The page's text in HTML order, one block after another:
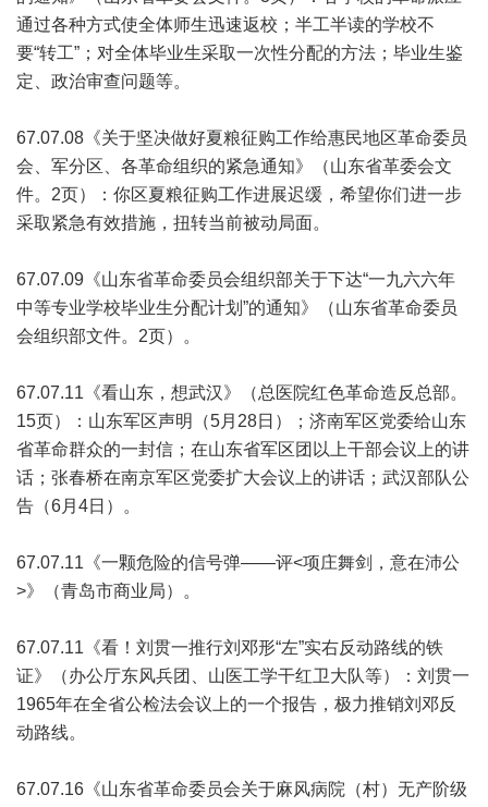
通过各种方式使全体师生迅速返校；半工半读的学校不
要“转工”；对全体毕业生采取一次性分配的方法；毕业生鉴
定、政治审查问题等。
67.07.08《关于坚决做好夏粮征购工作给惠民地区革命委员
会、军分区、各革命组织的紧急通知》（山东省革委会文
件。2页）：你区夏粮征购工作进展迟缓，希望你们进一步
采取紧急有效措施，扭转当前被动局面。
67.07.09《山东省革命委员会组织部关于下达“一九六六年
中等专业学校毕业生分配计划”的通知》（山东省革命委员
会组织部文件。2页）。
67.07.11《看山东，想武汉》（总医院红色革命造反总部。
15页）：山东军区声明（5月28日）；济南军区党委给山东
省革命群众的一封信；在山东省军区团以上干部会议上的讲
话；张春桥在南京军区党委扩大会议上的讲话；武汉部队公
告（6月4日）。
67.07.11《一颗危险的信号弹——评<项庄舞剑，意在沛公
>》（青岛市商业局）。
67.07.11《看！刘贯一推行刘邓形“左”实右反动路线的铁
证》（办公厅东风兵团、山医工学干红卫大队等）：刘贯一
1965年在全省公检法会议上的一个报告，极力推销刘邓反
动路线。
67.07.16《山东省革命委员会关于麻风病院（村）无产阶级